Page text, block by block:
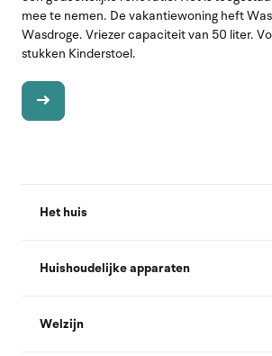
mee te nemen. De vakantiewoning heft
Wasdroge. Vriezer capaciteit van 50 liter.
stukken Kinderstoel.
Het huis
Huishoudelijke apparaten
Welzijn